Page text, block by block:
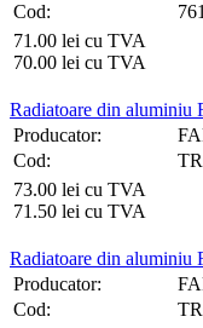
Cod:
71.00 lei cu TVA
70.00 lei cu TVA
Radiatoare din
Producator:
Cod:
73.00 lei cu TVA
71.50 lei cu TVA
Radiatoare din
Producator:
Cod: